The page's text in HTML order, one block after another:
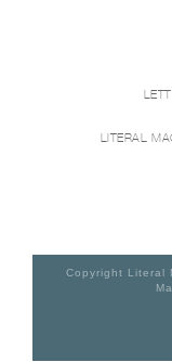
LITERAL
Copyright Literal